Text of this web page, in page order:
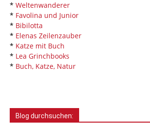
* Weltenwanderer
* Favolina und Junior
* Bibilotta
* Elenas Zeilenzauber
* Katze mit Buch
* Lea Grinchbooks
* Buch, Katze, Natur
Blog durchsuchen: